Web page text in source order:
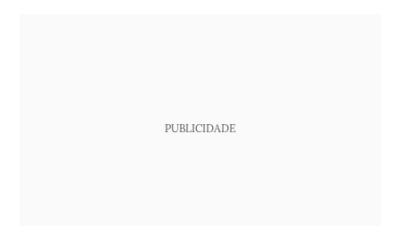
PUBLICIDADE